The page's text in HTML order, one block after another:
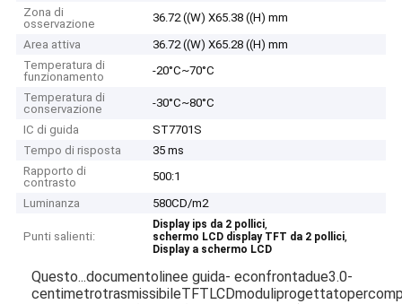
Zona di
osservazione
36.72 ((W) X65.38 ((H) mm
Area attiva
36.72 ((W) X65.28 ((H) mm
Temperatura di
funzionamento
-20°C~70°C
Temperatura di
conservazione
-30°C~80°C
IC di guida
ST7701S
Tempo di risposta
35 ms
Rapporto di
contrasto
500:1
Luminanza
580CD/m2
Punti salienti:
Display ips da 2 pollici,
schermo LCD display TFT da 2 pollici,
Display a schermo LCD
Questo...documentolinee guida- econfrontadue3.0-
centimetrotrasmissibileTFTLCDmoduliprogettatoper